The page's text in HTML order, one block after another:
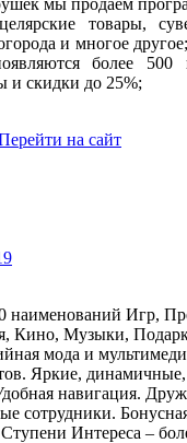
товары,
и многое
более
и скидки до 25%;
на сайт
наименований Игр,
Кино, Музыки,
мода и
Яркие,
навигация.
сотрудники.
Интереса –